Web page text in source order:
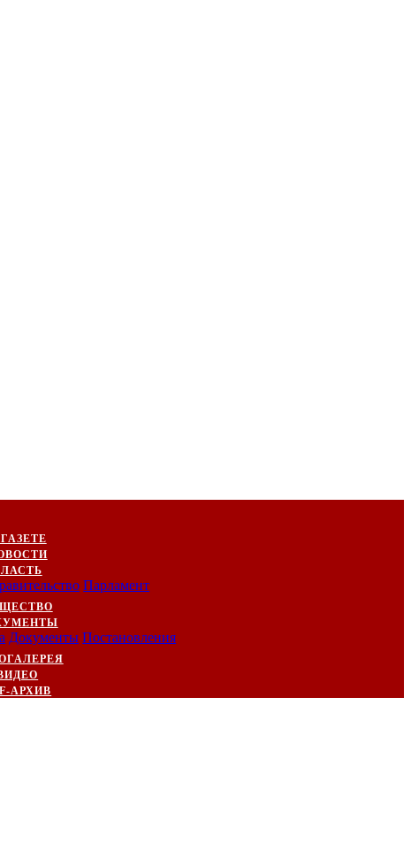
Парламент
Документы Постановления
АРХИВ